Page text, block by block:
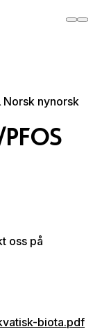
nynorsk
oss på
biota.pdf